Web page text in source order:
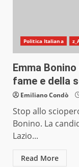
Politica Italiana
Emma
fame e della
Emiliano Condò
Stop allo
Bonino. La
Lazio...
Read More